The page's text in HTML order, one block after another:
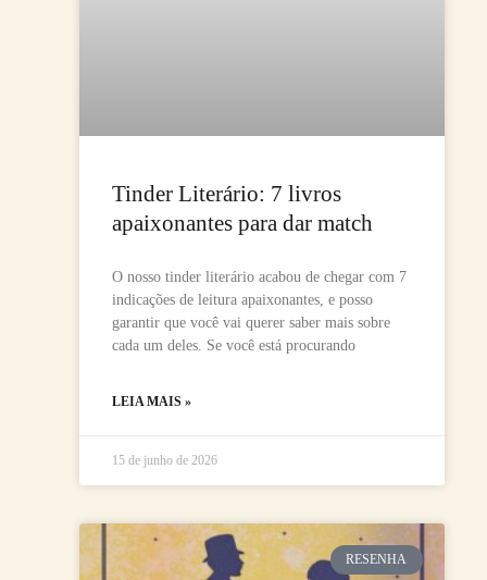
Tinder Literário: 7 livros
apaixonantes para dar match
O nosso tinder literário acabou de chegar com 7
indicações de leitura apaixonantes, e posso
garantir que você vai querer saber mais sobre
cada um deles. Se você está procurando
LEIA MAIS »
15 de junho de 2026
RESENHA